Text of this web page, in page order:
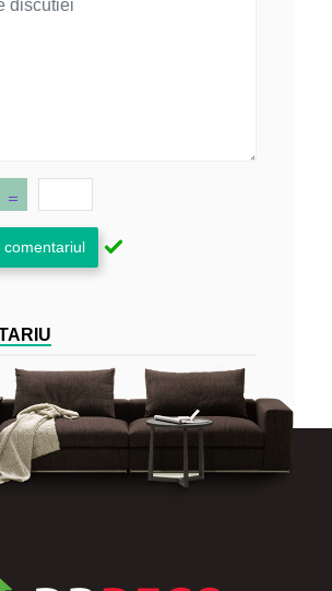
comentariul